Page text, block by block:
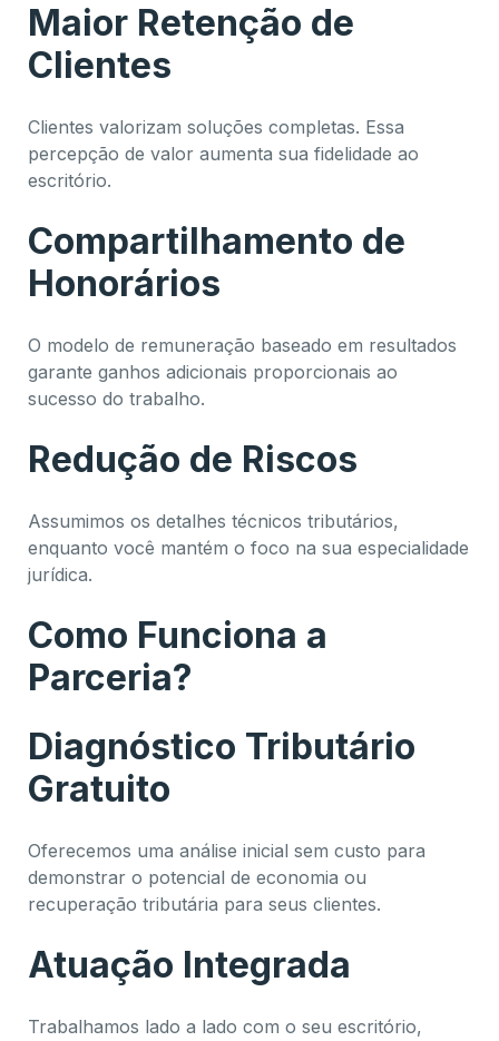
Maior Retenção de
Clientes
Clientes valorizam soluções completas. Essa
percepção de valor aumenta sua fidelidade ao
escritório.
Compartilhamento de
Honorários
O modelo de remuneração baseado em resultados
garante ganhos adicionais proporcionais ao
sucesso do trabalho.
Redução de Riscos
Assumimos os detalhes técnicos tributários,
enquanto você mantém o foco na sua especialidade
jurídica.
Como Funciona a
Parceria?
Diagnóstico Tributário
Gratuito
Oferecemos uma análise inicial sem custo para
demonstrar o potencial de economia ou
recuperação tributária para seus clientes.
Atuação Integrada
Trabalhamos lado a lado com o seu escritório,